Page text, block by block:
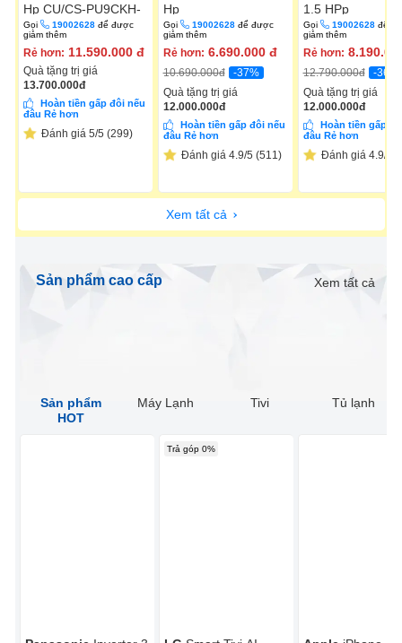
Hp CU/CS-PU9CKH-
8D
Gọi 19002628để được
giảm thêm
Rẻ hơn: 11.590.000 đ
Quà tặng trị giá
13.700.000đ
Hoàn tiền gấp đôi nếu
đâu Rẻ hơn
Đánh giá 5/5 (299)
Hp
AR10DYHZAWKNSV
Gọi 19002628để được
giảm thêm
Rẻ hơn: 6.690.000 đ
10.690.000đ
-37%
Quà tặng trị giá
12.000.000đ
Hoàn tiền gấp đôi nếu
đâu Rẻ hơn
Đánh giá 4.9/5 (511)
1.5 HPp
Gọi 19002628để
giảm thêm
Rẻ hơn:
12.790.000đ
-36%
Quà tặng trị giá
12.000.000đ
Hoàn tiền gấp
đâu Rẻ hơn
Đánh giá 4.9/5
Xem tất cả
Sản phẩm cao cấp
Sản phẩm
HOT
Máy Lạnh Tivi Tủ lạnh
Xem tất cả
Trả góp 0%